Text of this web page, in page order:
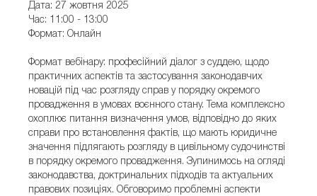
Дата: 27 жовтня 2025
Час: 11:00 - 13:00
Формат: Онлайн
Формат вебінару: професійний діалог з суддею, щодо
практичних аспектів та застосування законодавчих
новацій під час розгляду справ у порядку окремого
провадження в умовах воєнного стану. Тема комплексно
охоплює питання визначення умов, відповідно до яких
справи про встановлення фактів, що мають юридичне
значення підлягають розгляду в цивільному судочинстві
в порядку окремого провадження. Зупинимось на огляді
законодавства, доктринальних підходів та актуальних
правових позиціях. Обговоримо проблемні аспекти